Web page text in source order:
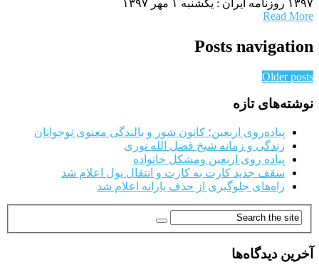
۱۳۹۷ روزنامه ایران : یکشنبه‌ ۱ مهر ۱۳۹۷
Read More
Posts navigation
Older posts
نوشته‌های تازه
پیاده‌روی اربعین؛ کانون شور و بالندگی معنوی نوجوانان
زندگی و زمانه شیخ فضل الله نوری
پیاده روی اربعین ومشکل خانواده
سقف جدید کارت به کارت و انتقال پول اعلام شد
راه‌های جلوگیری از حذف یارانه اعلام شد
آخرین دیدگاه‌ها